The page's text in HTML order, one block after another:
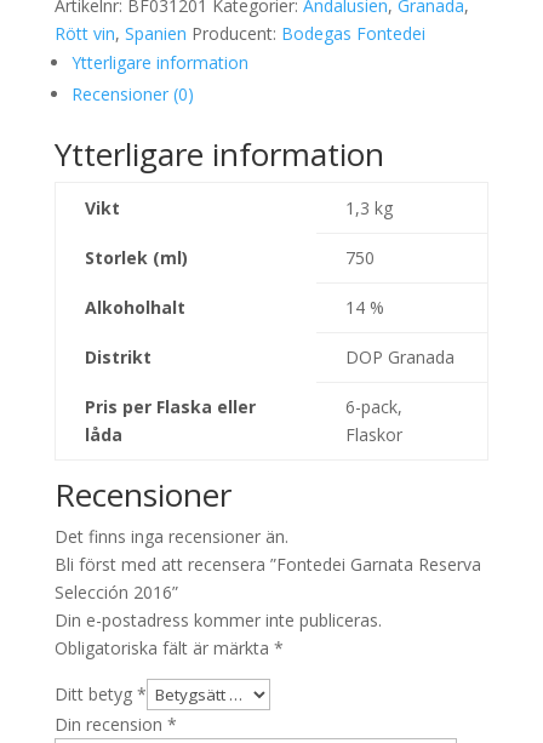
Artikelnr: BF031201 Kategorier: Andalusien, Granada,
Rött vin, Spanien Producent: Bodegas Fontedei
Ytterligare information
Recensioner (0)
Ytterligare information
Vikt 1,3 kg
Storlek (ml) 750
Alkoholhalt 14 %
Distrikt DOP Granada
Pris per Flaska eller
låda
6-pack,
Flaskor
Recensioner
Det finns inga recensioner än.
Bli först med att recensera ”Fontedei Garnata Reserva
Selección 2016”
Din e-postadress kommer inte publiceras.
Obligatoriska fält är märkta *
Ditt betyg *
Din recension *